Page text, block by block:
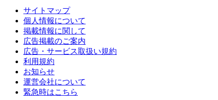
サイトマップ
個人情報について
掲載情報に関して
広告掲載のご案内
広告・サービス取扱い規約
利用規約
お知らせ
運営会社について
緊急時はこちら